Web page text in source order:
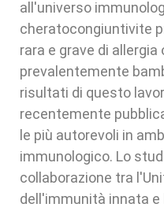
all'universo
cheratocongiuntivite
rara e grave di
prevalentemente
risultati di questo
recentemente
le più autorevoli in
immunologico. Lo
collaborazione tra
dell'immunità innata